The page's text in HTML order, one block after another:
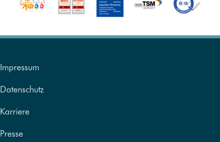
Impressum
Datenschutz
Karriere
Presse